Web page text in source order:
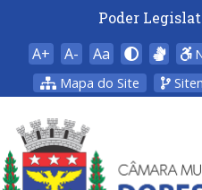
Poder
A+ A- Aa
Mapa do Site